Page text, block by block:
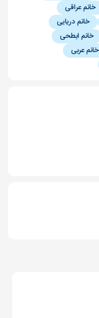
خانم عراقی
خانم دریایی
خانم ابطحی
خانم عربی